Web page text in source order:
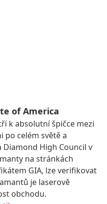
of America
k absolutní špičce mezi
celém světě a
High Council v
na stránkách
GIA, lze verifikovat
je laserově
obchodu.